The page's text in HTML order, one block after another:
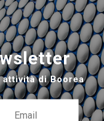
di Boorea